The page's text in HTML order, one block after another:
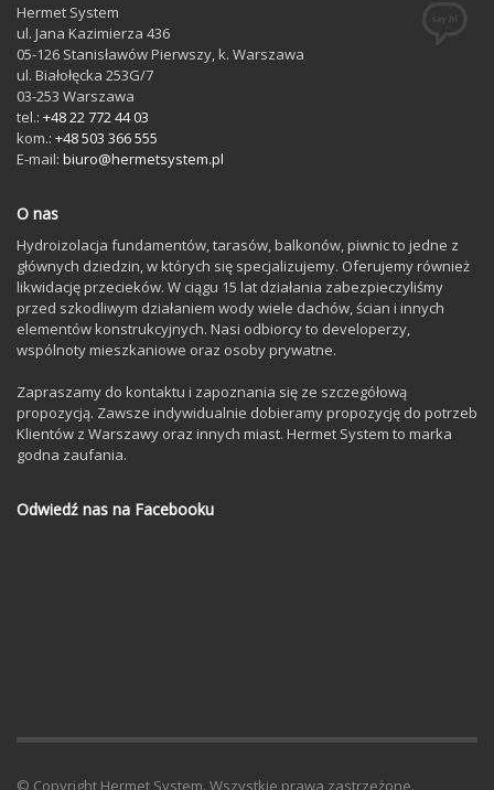
Hermet System
ul. Jana Kazimierza 436
05-126 Stanisławów Pierwszy, k. Warszawa
ul. Białołęcka 253G/7
03-253 Warszawa
tel.: +48 22 772 44 03
kom.: +48 503 366 555
E-mail: biuro@hermetsystem.pl
O nas
Hydroizolacja fundamentów, tarasów, balkonów, piwnic to jedne z
głównych dziedzin, w których się specjalizujemy. Oferujemy również
likwidację przecieków. W ciągu 15 lat działania zabezpieczyliśmy
przed szkodliwym działaniem wody wiele dachów, ścian i innych
elementów konstrukcyjnych. Nasi odbiorcy to developerzy,
wspólnoty mieszkaniowe oraz osoby prywatne.
Zapraszamy do kontaktu i zapoznania się ze szczegółową
propozycją. Zawsze indywidualnie dobieramy propozycję do potrzeb
Klientów z Warszawy oraz innych miast. Hermet System to marka
godna zaufania.
Odwiedź nas na Facebooku
© Copyright Hermet System. Wszystkie prawa zastrzeżone.